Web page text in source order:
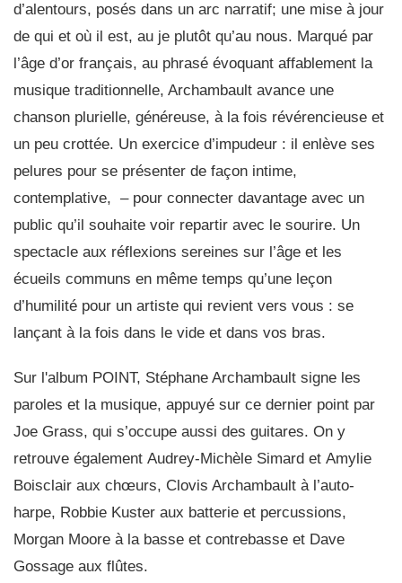
d’alentours, posés dans un arc narratif; une mise à jour
de qui et où il est, au je plutôt qu’au nous. Marqué par
l’âge d’or français, au phrasé évoquant affablement la
musique traditionnelle, Archambault avance une
chanson plurielle, généreuse, à la fois révérencieuse et
un peu crottée. Un exercice d’impudeur : il enlève ses
pelures pour se présenter de façon intime,
contemplative, – pour connecter davantage avec un
public qu’il souhaite voir repartir avec le sourire. Un
spectacle aux réflexions sereines sur l’âge et les
écueils communs en même temps qu’une leçon
d’humilité pour un artiste qui revient vers vous : se
lançant à la fois dans le vide et dans vos bras.
Sur l'album POINT, Stéphane Archambault signe les
paroles et la musique, appuyé sur ce dernier point par
Joe Grass, qui s’occupe aussi des guitares. On y
retrouve également Audrey-Michèle Simard et Amylie
Boisclair aux chœurs, Clovis Archambault à l’auto-
harpe, Robbie Kuster aux batterie et percussions,
Morgan Moore à la basse et contrebasse et Dave
Gossage aux flûtes.